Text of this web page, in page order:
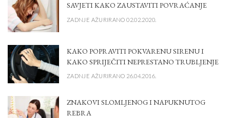
SAVJETI KAKO ZAUSTAVITI POVRAĆANJE
ZADNJE AŽURIRANO 02.02.2020.
KAKO POPRAVITI POKVARENU SIRENU I
KAKO SPRIJEČITI NEPRESTANO TRUBLJENJE
ZADNJE AŽURIRANO 26.04.2016.
ZNAKOVI SLOMLJENOG I NAPUKNUTOG
REBRA